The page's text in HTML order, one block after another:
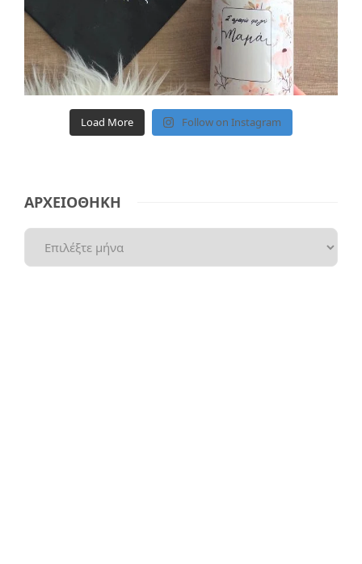
Load More Follow on Instagram
ΑΡΧΕΙΟΘΗΚΗ